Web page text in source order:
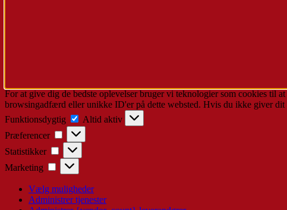
For at give dig de bedste oplevelser bruger vi teknologier som cookies til
browsingadfærd eller unikke ID'er på dette websted. Hvis du ikke giver
Funktionsdygtig
Funktionsdygtig
Altid aktiv
Præferencer
Præferencer
Statistikker Statistikker
Marketing Marketing
Vælg muligheder
Administrer tjenester